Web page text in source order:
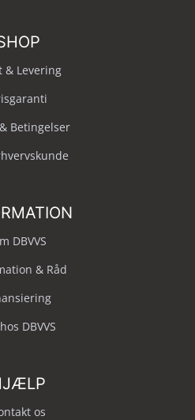
& Levering
Betingelser
DBVVS
& Råd
DBVVS
os